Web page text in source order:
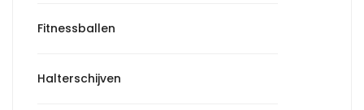
Fitnessballen
Halterschijven